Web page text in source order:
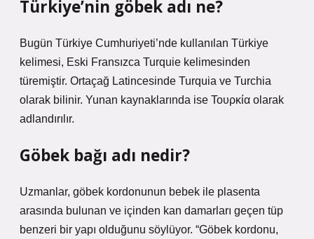
Türkiye’nin göbek adı ne?
Bugün Türkiye Cumhuriyeti’nde kullanılan Türkiye
kelimesi, Eski Fransızca Turquie kelimesinden
türemiştir. Ortaçağ Latincesinde Turquia ve Turchia
olarak bilinir. Yunan kaynaklarında ise Τουρκία olarak
adlandırılır.
Göbek bağı adı nedir?
Uzmanlar, göbek kordonunun bebek ile plasenta
arasında bulunan ve içinden kan damarları geçen tüp
benzeri bir yapı olduğunu söylüyor. “Göbek kordonu,